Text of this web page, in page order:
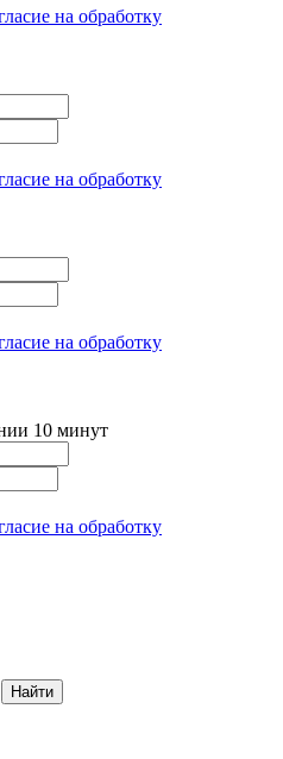
на обработку
на обработку
на обработку
10 минут
на обработку